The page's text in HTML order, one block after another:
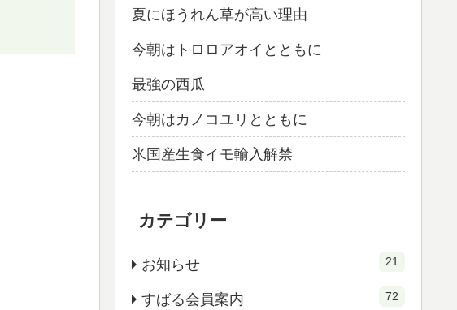
夏にほうれん草が高い理由
今朝はトロロアオイとともに
最強の西瓜
今朝はカノコユリとともに
米国産生食イモ輸入解禁
カテゴリー
お知らせ 21
すばる会員案内 72